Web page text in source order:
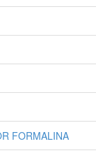
FORMALINA